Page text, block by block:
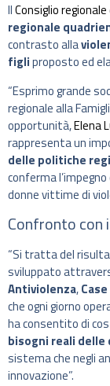
IlConsiglio
regionale
contrasto alla
figliproposto ed
“Esprimo grande
regionale alla
opportunità,Elena
rappresenta un
delle politiche
conferma
donne vittime di
Confronto
“Si tratta del
sviluppato
Antiviolenza,
che ogni giorno
ha consentito di
bisogni reali delle
sistema che negli
innovazione”.